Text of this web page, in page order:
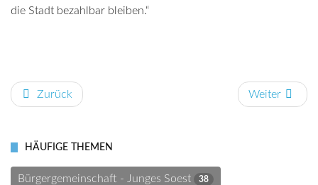
die Stadt bezahlbar bleiben.“
Zurück Weiter
HÄUFIGE THEMEN
Bürgergemeinschaft - Junges Soest 38